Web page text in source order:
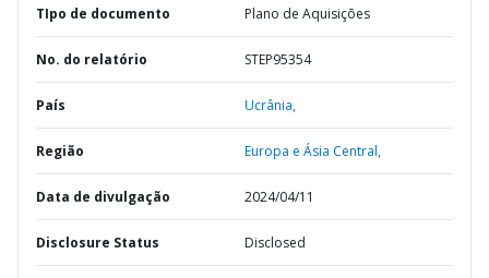
TIpo de documento Plano de Aquisições
No. do relatório STEP95354
País Ucrânia,
Região Europa e Ásia Central,
Data de divulgação 2024/04/11
Disclosure Status Disclosed